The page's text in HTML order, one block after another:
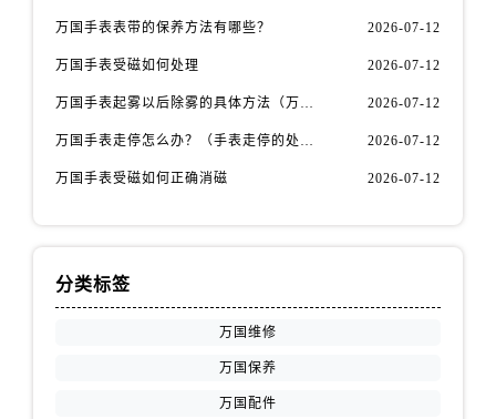
山西省运城市盐湖区河东街万国售后服务中心（需提前预约）
山西省太原市迎泽区迎泽街道解放路15号亨得利名表维修授权店3楼万国售后服务中心（需提前预约）
万国手表表带的保养方法有哪些？ 2026-07-12
万国手表受磁如何处理 2026-07-12
万国手表起雾以后除雾的具体方法（万国手表起雾解决办法） 2026-07-12
万国手表走停怎么办？（手表走停的处理方法） 2026-07-12
万国手表受磁如何正确消磁 2026-07-12
分类标签
万国维修
万国保养
万国配件